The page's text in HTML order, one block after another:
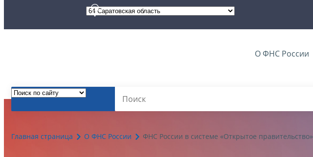
О ФНС России
Главная страница О ФНС России ФНС России в системе «Открытое правительство»